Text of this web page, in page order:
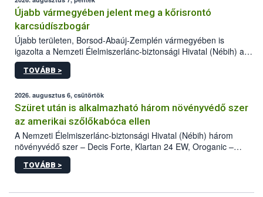
Újabb vármegyében jelent meg a kőrisrontó
karcsúdíszbogár
Újabb területen, Borsod-Abaúj-Zemplén vármegyében is
igazolta a Nemzeti Élelmiszerlánc-biztonsági Hivatal (Nébih) a
kőrisrontó karcsúdíszbogár (Agrilus planipennis) jelenlétét. A
kártevőt nem csak színcsapdában találták meg, de már fertőzött
az intenzív felderítést, emellett az intézkedéseket a szlovák
hatósággal is összehangolják a terjedés megállítása érdekében.
TOVÁBB >
2026. augusztus 6, csütörtök
Szüret után is alkalmazható három növényvédő szer
az amerikai szőlőkabóca ellen
A Nemzeti Élelmiszerlánc-biztonsági Hivatal (Nébih) három
növényvédő szer – Decis Forte, Klartan 24 EW, Oroganic –
engedélyokiratát módosította, így azok a szüretet követően,
egészen a vesszőérettség (BBCH 91) stádiumáig
érésű szőlőkben is legyen lehetőség a károsító elleni további
TOVÁBB >